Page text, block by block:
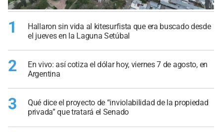
1
Hallaron sin vida al kitesurfista que era buscado desde
el jueves en la Laguna Setúbal
2
En vivo: así cotiza el dólar hoy, viernes 7 de agosto, en
Argentina
3
Qué dice el proyecto de “inviolabilidad de la propiedad
privada” que tratará el Senado